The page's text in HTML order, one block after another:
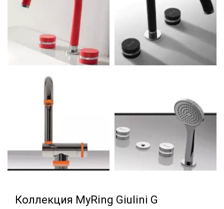
Коллекция MyRing Giulini G